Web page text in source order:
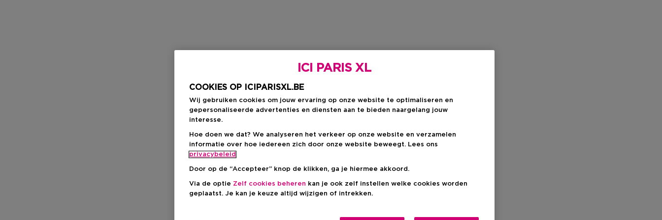
ICI PARIS XL
COOKIES OP ICIPARISXL.BE
Wij gebruiken cookies om jouw ervaring op onze website te optimaliseren en
gepersonaliseerde advertenties en diensten aan te bieden naargelang jouw
interesse.
Hoe doen we dat? We analyseren het verkeer op onze website en verzamelen
informatie over hoe iedereen zich door onze website beweegt. Lees ons
privacybeleid
Door op de “Accepteer” knop de klikken, ga je hiermee akkoord.
Via de optie Zelf cookies beheren kan je ook zelf instellen welke cookies worden
geplaatst. Je kan je keuze altijd wijzigen of intrekken.